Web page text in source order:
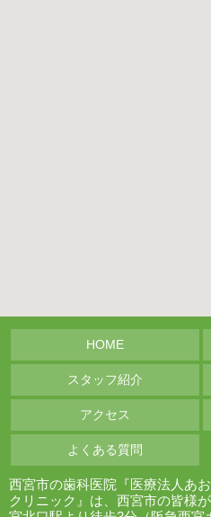
HOME
スタッフ紹介
アクセス
よくある質問
西宮市の歯科医院『医療法人あ
クリニック』は、西宮市の皆様